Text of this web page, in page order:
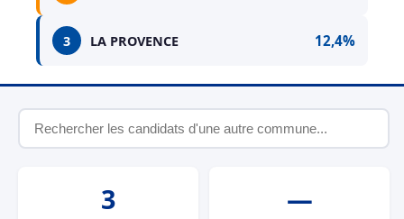
3 LA PROVENCE 12,4%
3 —